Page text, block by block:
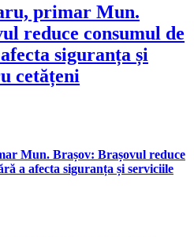
primar Mun.
reduce consumul de
siguranța și
cetățeni
Mun. Brașov: Brașovul reduce
a afecta siguranța și serviciile